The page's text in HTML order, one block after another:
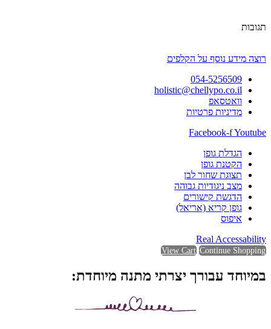
תגובות
רוצה מידע נוסף על הקלפים
054-5256509
holistic@chellypo.co.il
וואטסאפ
מדיניות פרטיות
Facebook-fYoutube
הגדלת גופן
הקטנת גופן
תצוגת שחור לבן
מצב ניגודיות גבוהה
הדגשת קישורים
גופן קריא (אריאל)
איפוס
Real Accessability
View Cart Continue Shopping
במיוחד עבורך יצרתי מתנה מיוחדת: